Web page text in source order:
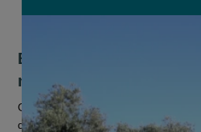
Betere oogst moet
maken
Goed nieuws voor de liefhebbers
desastreuze jaren zou de